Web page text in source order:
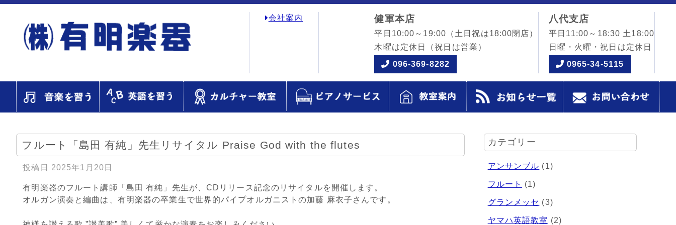
会社案内 健軍本店
平日10:00～19:00 （土日祝は18:00閉店）
木曜は定休日
（祝日は営業）
096-369-8282
八代支店
平日11:00～18:30 土18:00
日曜・火曜・祝日は定休日
0965-34-5115
フルート「島田 有純」先生リサイタル Praise God with the flutes
投稿日 2025年1月20日
有明楽器のフルート講師「島田 有純」先生が、CDリリース記念のリサイタルを開催します。
オルガン演奏と編曲は、有明楽器の卒業生で世界的パイプオルガニストの加藤 麻衣子さんです。
カテゴリー
アンサンブル (1)
フルート (1)
グランメッセ (3)
ヤマハ英語教室 (2)